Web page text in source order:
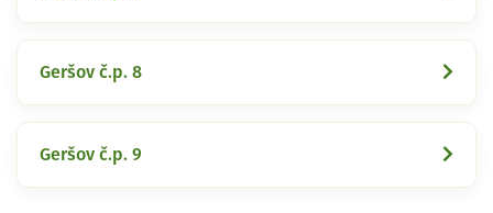
Geršov č.p. 8
Geršov č.p. 9